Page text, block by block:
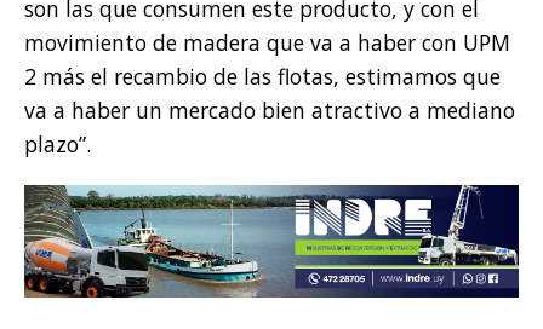
son las que consumen este producto, y con el
movimiento de madera que va a haber con UPM
2 más el recambio de las flotas, estimamos que
va a haber un mercado bien atractivo a mediano
plazo”.